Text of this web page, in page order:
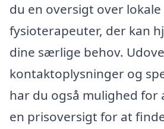
du en oversigt over lokale
fysioterapeuter, der kan
dine særlige behov.
kontaktoplysninger og
har du også mulighed for
en prisoversigt for at